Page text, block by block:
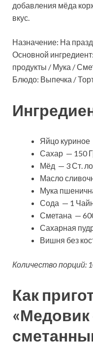
добавления мёда
вкус.
Назначение: На
Основной
продукты / Мука /
Блюдо: Выпечка /
Яйцо
Сахар — 150
Мёд — 3 Ст.
Масло
Мука
Сода — 1
Сметана —
Сахарная
Вишня без
Количество порций:
Как